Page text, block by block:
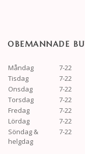
OBEMANNADE
Måndag
7-22
Tisdag
7-22
Onsdag
7-22
Torsdag
7-22
Fredag
7-22
Lördag
7-22
Söndag &
helgdag
7-22